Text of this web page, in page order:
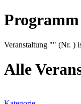
Programm
Veranstaltung "" (Nr. )
Alle